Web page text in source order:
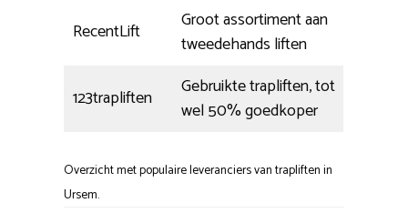
RecentLift
Groot assortiment aan
tweedehands liften
123trapliften
Gebruikte trapliften, tot
wel 50% goedkoper
Overzicht met populaire leveranciers van trapliften in
Ursem.